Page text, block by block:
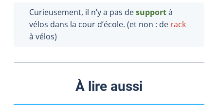
Curieusement, il n’y a pas desupportà
vélos dans la cour d’école. (et non : de rack
à vélos)
À lire aussi